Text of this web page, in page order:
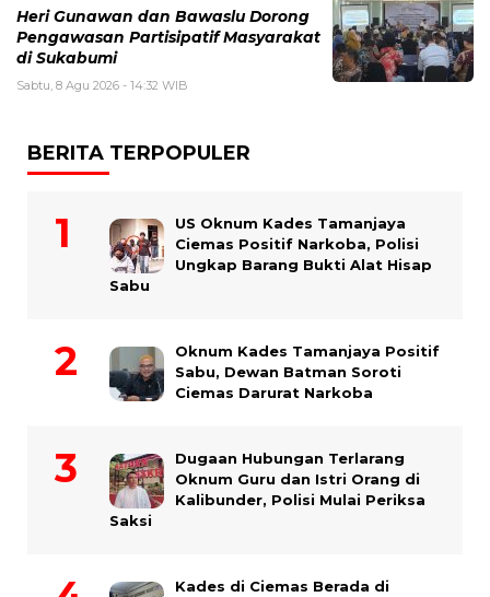
Heri Gunawan dan Bawaslu Dorong
Pengawasan Partisipatif Masyarakat
di Sukabumi
Sabtu, 8 Agu 2026 - 14:32 WIB
BERITA TERPOPULER
US Oknum Kades Tamanjaya
Ciemas Positif Narkoba, Polisi
Ungkap Barang Bukti Alat Hisap
Sabu
Oknum Kades Tamanjaya Positif
Sabu, Dewan Batman Soroti
Ciemas Darurat Narkoba
Dugaan Hubungan Terlarang
Oknum Guru dan Istri Orang di
Kalibunder, Polisi Mulai Periksa
Saksi
Kades di Ciemas Berada di